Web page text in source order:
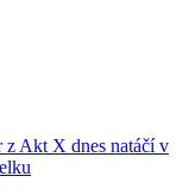
Akt X dnes natáčí v